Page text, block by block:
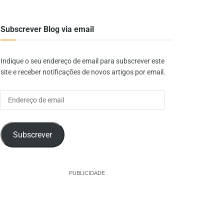
Subscrever Blog via email
Indique o seu endereço de email para subscrever este
site e receber notificações de novos artigos por email.
Subscrever
PUBLICIDADE